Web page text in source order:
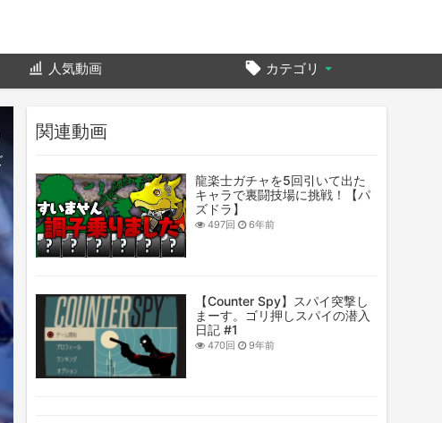
人気動画 カテゴリ
関連動画
龍楽士ガチャを5回引いて出た
キャラで裏闘技場に挑戦！【パ
ズドラ】
497回 6年前
【Counter Spy】スパイ突撃し
まーす。ゴリ押しスパイの潜入
日記 #1
470回 9年前